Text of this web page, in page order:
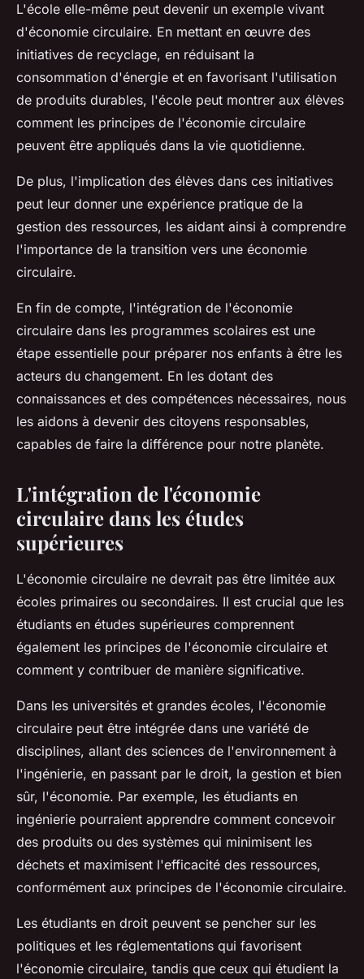
L'école elle-même peut devenir un exemple vivant
d'économie circulaire. En mettant en œuvre des
initiatives de recyclage, en réduisant la
consommation d'énergie et en favorisant l'utilisation
de produits durables, l'école peut montrer aux élèves
comment les principes de l'économie circulaire
peuvent être appliqués dans la vie quotidienne.
De plus, l'implication des élèves dans ces initiatives
peut leur donner une expérience pratique de la
gestion des ressources, les aidant ainsi à comprendre
l'importance de la transition vers une économie
circulaire.
En fin de compte, l'intégration de l'économie
circulaire dans les programmes scolaires est une
étape essentielle pour préparer nos enfants à être les
acteurs du changement. En les dotant des
connaissances et des compétences nécessaires, nous
les aidons à devenir des citoyens responsables,
capables de faire la différence pour notre planète.
L'intégration de l'économie
circulaire dans les études
supérieures
L'économie circulaire ne devrait pas être limitée aux
écoles primaires ou secondaires. Il est crucial que les
étudiants en études supérieures comprennent
également les principes de l'économie circulaire et
comment y contribuer de manière significative.
Dans les universités et grandes écoles, l'économie
circulaire peut être intégrée dans une variété de
disciplines, allant des sciences de l'environnement à
l'ingénierie, en passant par le droit, la gestion et bien
sûr, l'économie. Par exemple, les étudiants en
ingénierie pourraient apprendre comment concevoir
des produits ou des systèmes qui minimisent les
déchets et maximisent l'efficacité des ressources,
conformément aux principes de l'économie circulaire.
Les étudiants en droit peuvent se pencher sur les
politiques et les réglementations qui favorisent
l'économie circulaire, tandis que ceux qui étudient la